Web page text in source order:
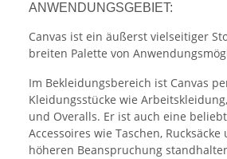
ANWENDUNGSGEBIET:
Canvas ist ein äußerst vielseitiger
breiten Palette von
Im Bekleidungsbereich ist Canvas
Kleidungsstücke wie Arbeitskleidung,
und Overalls. Er ist auch eine
Accessoires wie Taschen,
höheren Beanspruchung